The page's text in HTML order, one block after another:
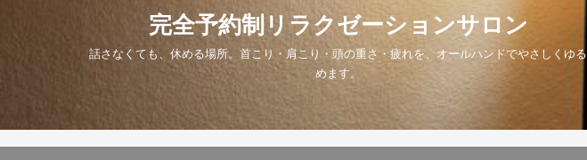
完全予約制リラクゼーションサロン
話さなくても、休める場所。首こり・肩こり・頭の重さ・疲れを、オールハンドでやさしくゆる
めます。